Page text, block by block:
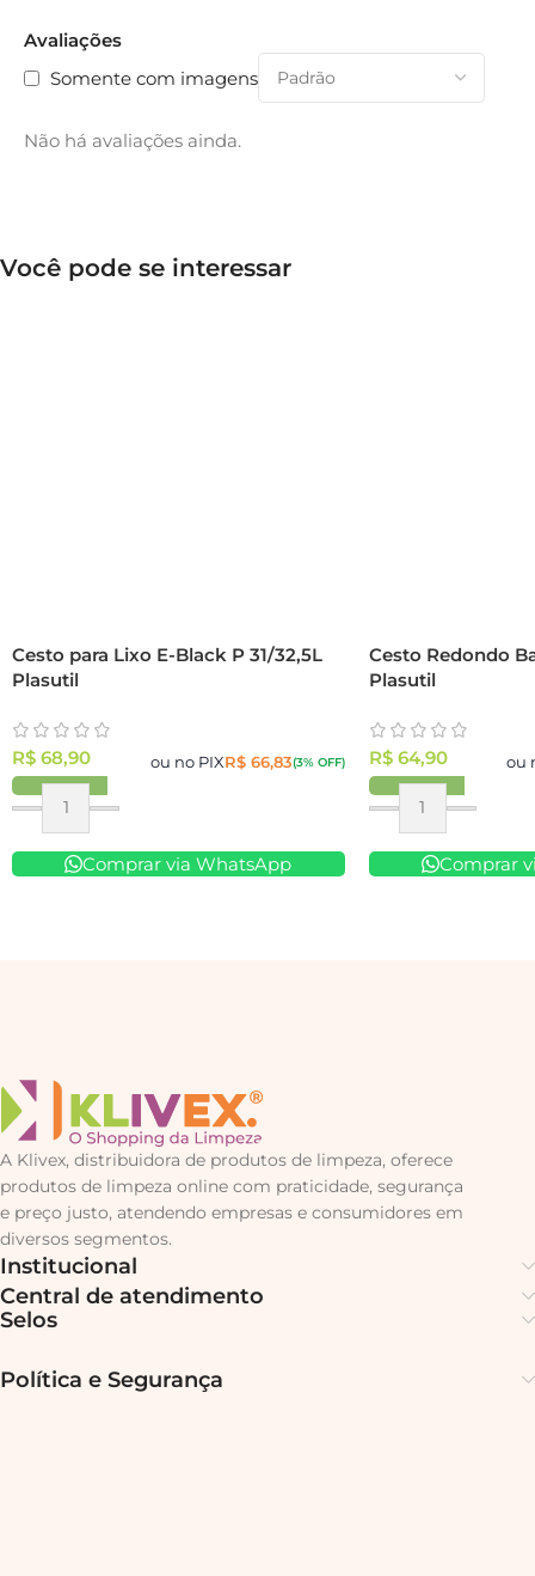
Avaliações
Somente com imagens
Não há avaliações ainda.
Você pode se interessar
Cesto para Lixo E-Black P 31/32,5L
Plasutil
R$ 68,90 ou no PIXR$66,83(3% OFF)
Comprar via WhatsApp
Cesto Redondo
Plasutil
R$64,90 ou
Comprar
A Klivex, distribuidora de produtos de limpeza, oferece
produtos de limpeza online com praticidade, segurança
e preço justo, atendendo empresas e consumidores em
diversos segmentos.
Institucional
Central de atendimento
Selos
Política e Segurança